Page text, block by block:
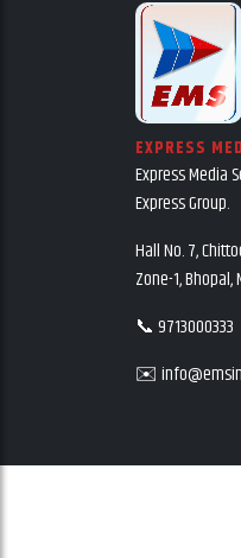
EXPRESS
Express Media
Express Group.
Hall No. 7,
Zone-1,
📞 9713000333
✉️